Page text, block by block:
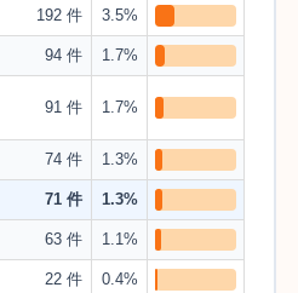
192 件 3.5%
94 件 1.7%
91 件 1.7%
74 件 1.3%
71 件 1.3%
63 件 1.1%
22 件 0.4%